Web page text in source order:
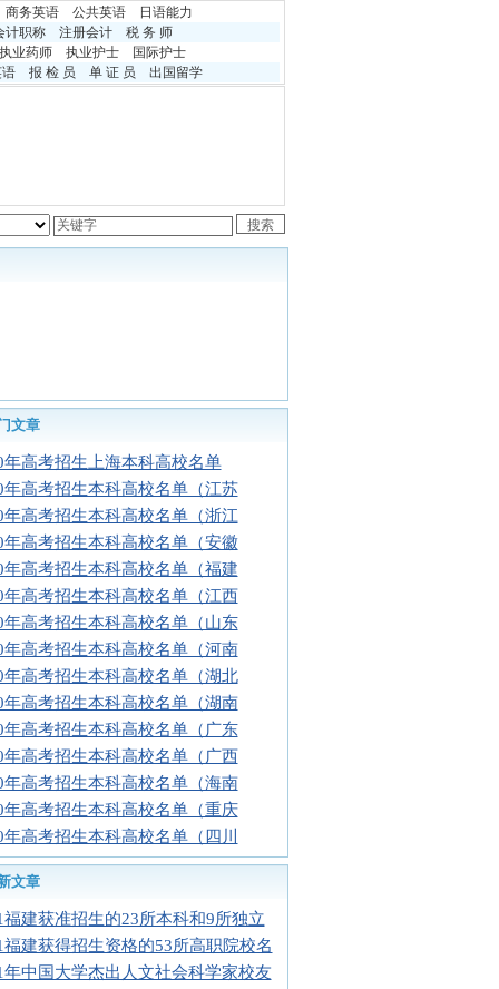
商务英语 公共英语
日语能力
计职称
注册会计
税 务 师
执业药师
执业护士
国际护士
报 检 员 单 证 员 出国留学
文章
年高考招生上海本科高校名单
年高考招生本科高校名单（江苏
年高考招生本科高校名单（浙江
年高考招生本科高校名单（安徽
年高考招生本科高校名单（福建
年高考招生本科高校名单（江西
年高考招生本科高校名单（山东
年高考招生本科高校名单（河南
年高考招生本科高校名单（湖北
年高考招生本科高校名单（湖南
年高考招生本科高校名单（广东
年高考招生本科高校名单（广西
年高考招生本科高校名单（海南
年高考招生本科高校名单（重庆
年高考招生本科高校名单（四川
文章
福建获准招生的23所本科和9所独立
福建获得招生资格的53所高职院校名
年中国大学杰出人文社会科学家校友